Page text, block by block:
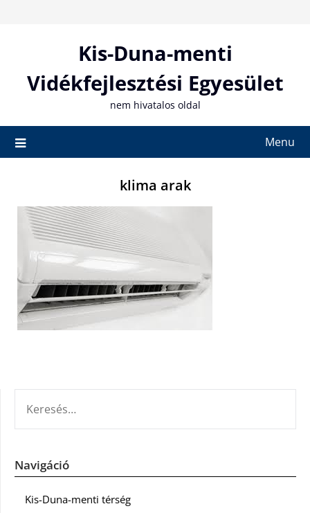
Kis-Duna-menti
Vidékfejlesztési Egyesület
nem hivatalos oldal
Menu
klima arak
Navigáció
Kis-Duna-menti térség